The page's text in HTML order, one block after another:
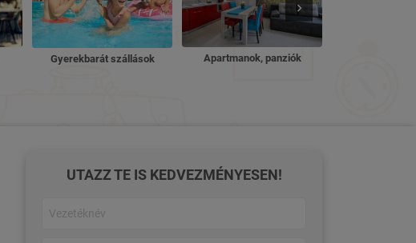
Gyerekbarát szállások Apartmanok, panziók
UTAZZ TE IS KEDVEZMÉNYESEN!